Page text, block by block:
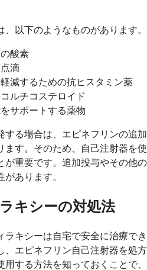
以下のようなものがあります。
酸素
滴
減するための抗ヒスタミン薬
ルチコステロイド
サポートする薬物
する場合は、エピネフリンの追加
ます。そのため、自己注射器を使
が重要です。追加投与やその他の
あります。
キシーの対処法
ラキシーは自宅で安全に治療でき
、エピネフリン自己注射器を処方
する方法を知っておくことで、